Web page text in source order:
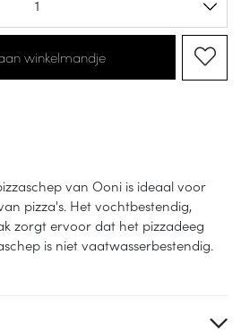
winkelmandje
van Ooni is ideaal voor
pizza's. Het vochtbestendig,
zorgt ervoor dat het pizzadeeg
is niet vaatwasserbestendig.